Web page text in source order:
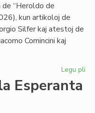
“Heroldo de
kun artikoloj de
Silfer kaj atestoj de
Comincini kaj
Legu pli
Esperanta